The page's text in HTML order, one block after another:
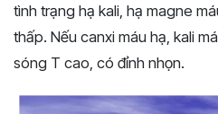
tình trạng hạ kali, hạ magne
thấp. Nếu canxi máu hạ, kali
sóng T cao, có đỉnh nhọn.